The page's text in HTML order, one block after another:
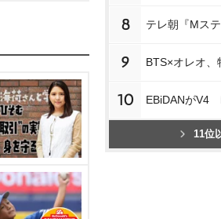
8 テレ朝『Mス
9 BTS×オレオ、
10 EBiDANがV4
11位